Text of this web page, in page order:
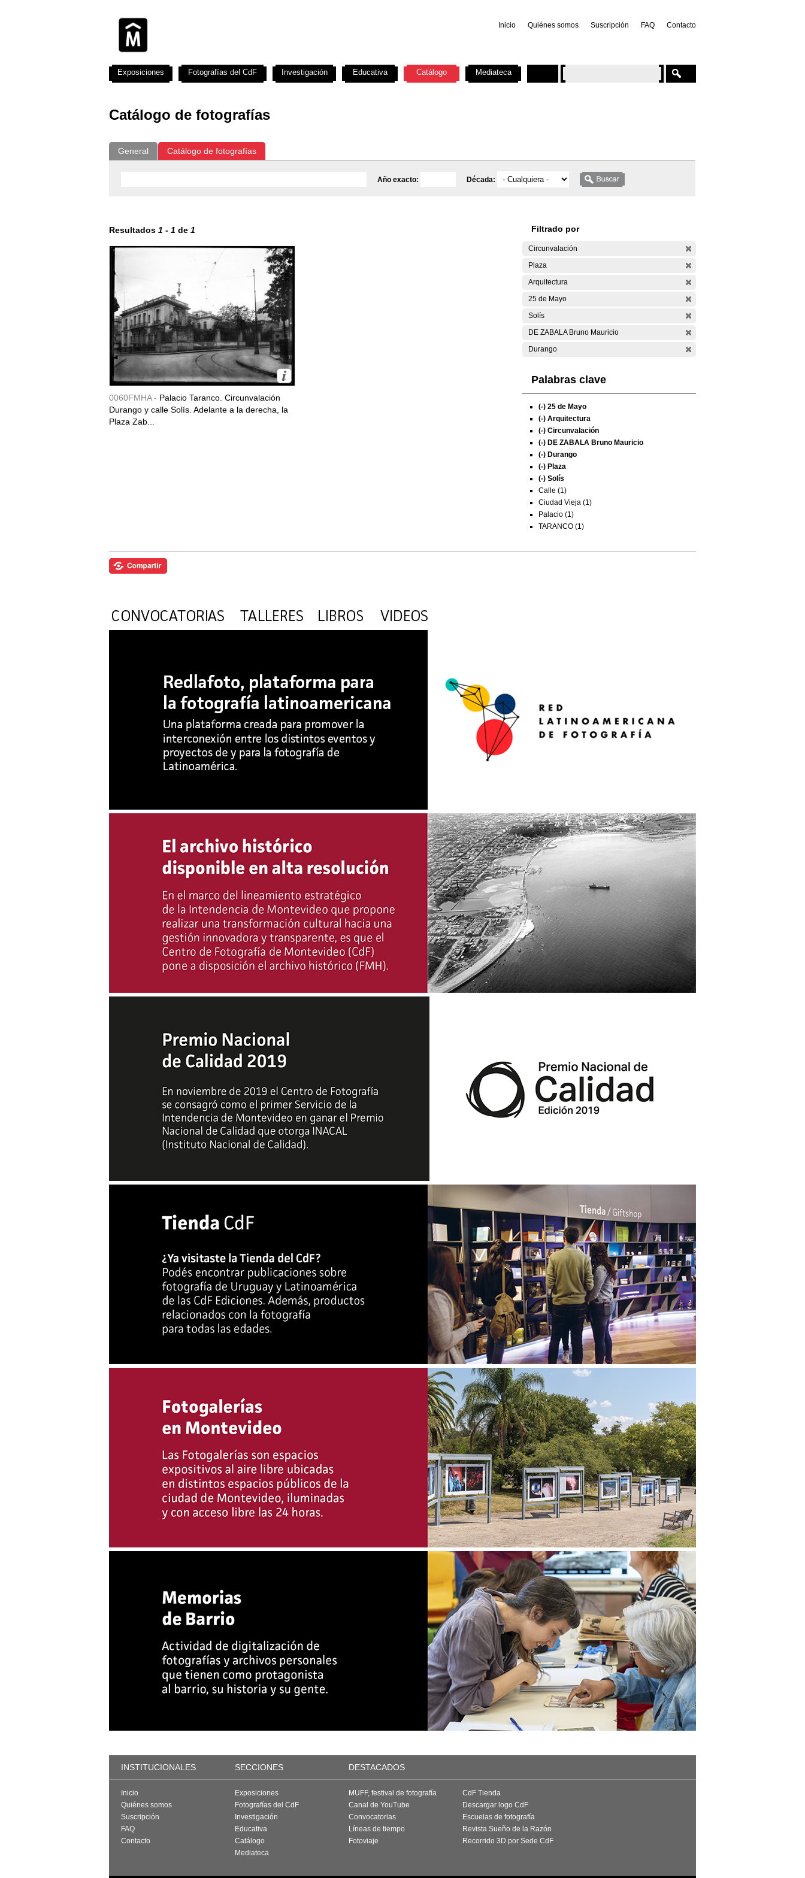
Inicio Quiénes somos Suscripción FAQ Contacto
Catálogo de fotografías
General Catálogo de fotografías
Año exacto: Década:
Resultados 1 - 1 de 1
0060FMHA - Palacio Taranco. Circunvalación
Durango y calle Solís. Adelante a la derecha, la
Plaza Zab...
Filtrado por
Circunvalación
Plaza
Arquitectura
25 de Mayo
Solís
DE ZABALA Bruno Mauricio
Durango
Palabras clave
(-) 25 de Mayo
(-) Arquitectura
(-) Circunvalación
(-) DE ZABALA Bruno Mauricio
(-) Durango
(-) Plaza
(-) Solís
Calle (1)
Ciudad Vieja (1)
Palacio (1)
TARANCO (1)
Exposiciones Fotografías del CdF Investigación Educativa Catálogo Mediateca
INSTITUCIONALES SECCIONES DESTACADOS
Inicio
Quiénes somos
Suscripción
FAQ
Contacto
Exposiciones
Fotografías del CdF
Investigación
Educativa
Catálogo
Mediateca
MUFF, festival de fotografía
Canal de YouTube
Convocatorias
Líneas de tiempo
Fotoviaje
CdF Tienda
Descargar logo CdF
Escuelas de fotografía
Revista Sueño de la Razón
Recorrido 3D por Sede CdF